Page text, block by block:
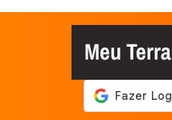
Meu Terra